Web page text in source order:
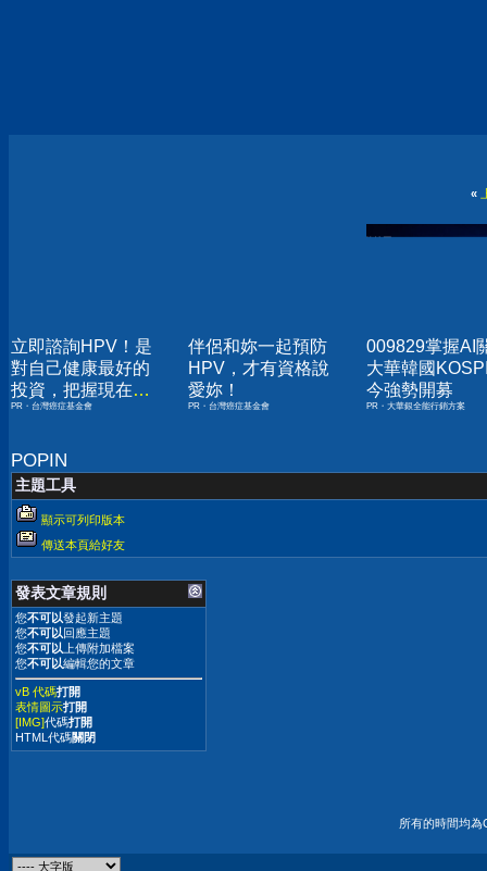
«
立即諮詢HPV！是
對自己健康最好的
投資，把握現在不
嫌晚！
PR・台灣癌症基金會
伴侶和妳一起預防
HPV，才有資格說
愛妳！
PR・台灣癌症基金會
009829掌握AI
大華韓國
今強勢開募
PR・大華銀全能行銷方案
POPIN
主題工具
顯示可列印版本
傳送本頁給好友
發表文章規則
您不可以發起新主題
您不可以回應主題
您不可以 上傳附加檔案
您不可以編輯您的文章
vB 代碼打開
表情圖示打開
[IMG]代碼打開
HTML代碼關閉
所有的時間均為